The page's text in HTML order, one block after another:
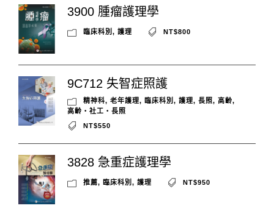
3900 腫瘤護理學
臨床科別 , 護理 NT$800
9C712 失智症照護
精神科, 老年護理, 臨床科別 , 護理, 長照, 高齡,
高齡‧社工‧長照
NT$550
3828 急重症護理學
推薦, 臨床科別 , 護理 NT$950